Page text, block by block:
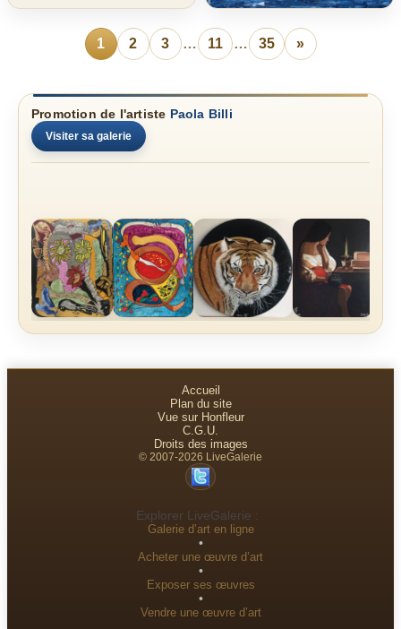
1 2 3 … 11 … 35 »
Promotion de l'artiste Paola Billi
Visiter sa galerie
Accueil
Plan du site
Vue sur Honfleur
C.G.U.
Droits des images
© 2007-2026 LiveGalerie
Explorer LiveGalerie :
Galerie d’art en ligne
•
Acheter une œuvre d’art
•
Exposer ses œuvres
•
Vendre une œuvre d’art